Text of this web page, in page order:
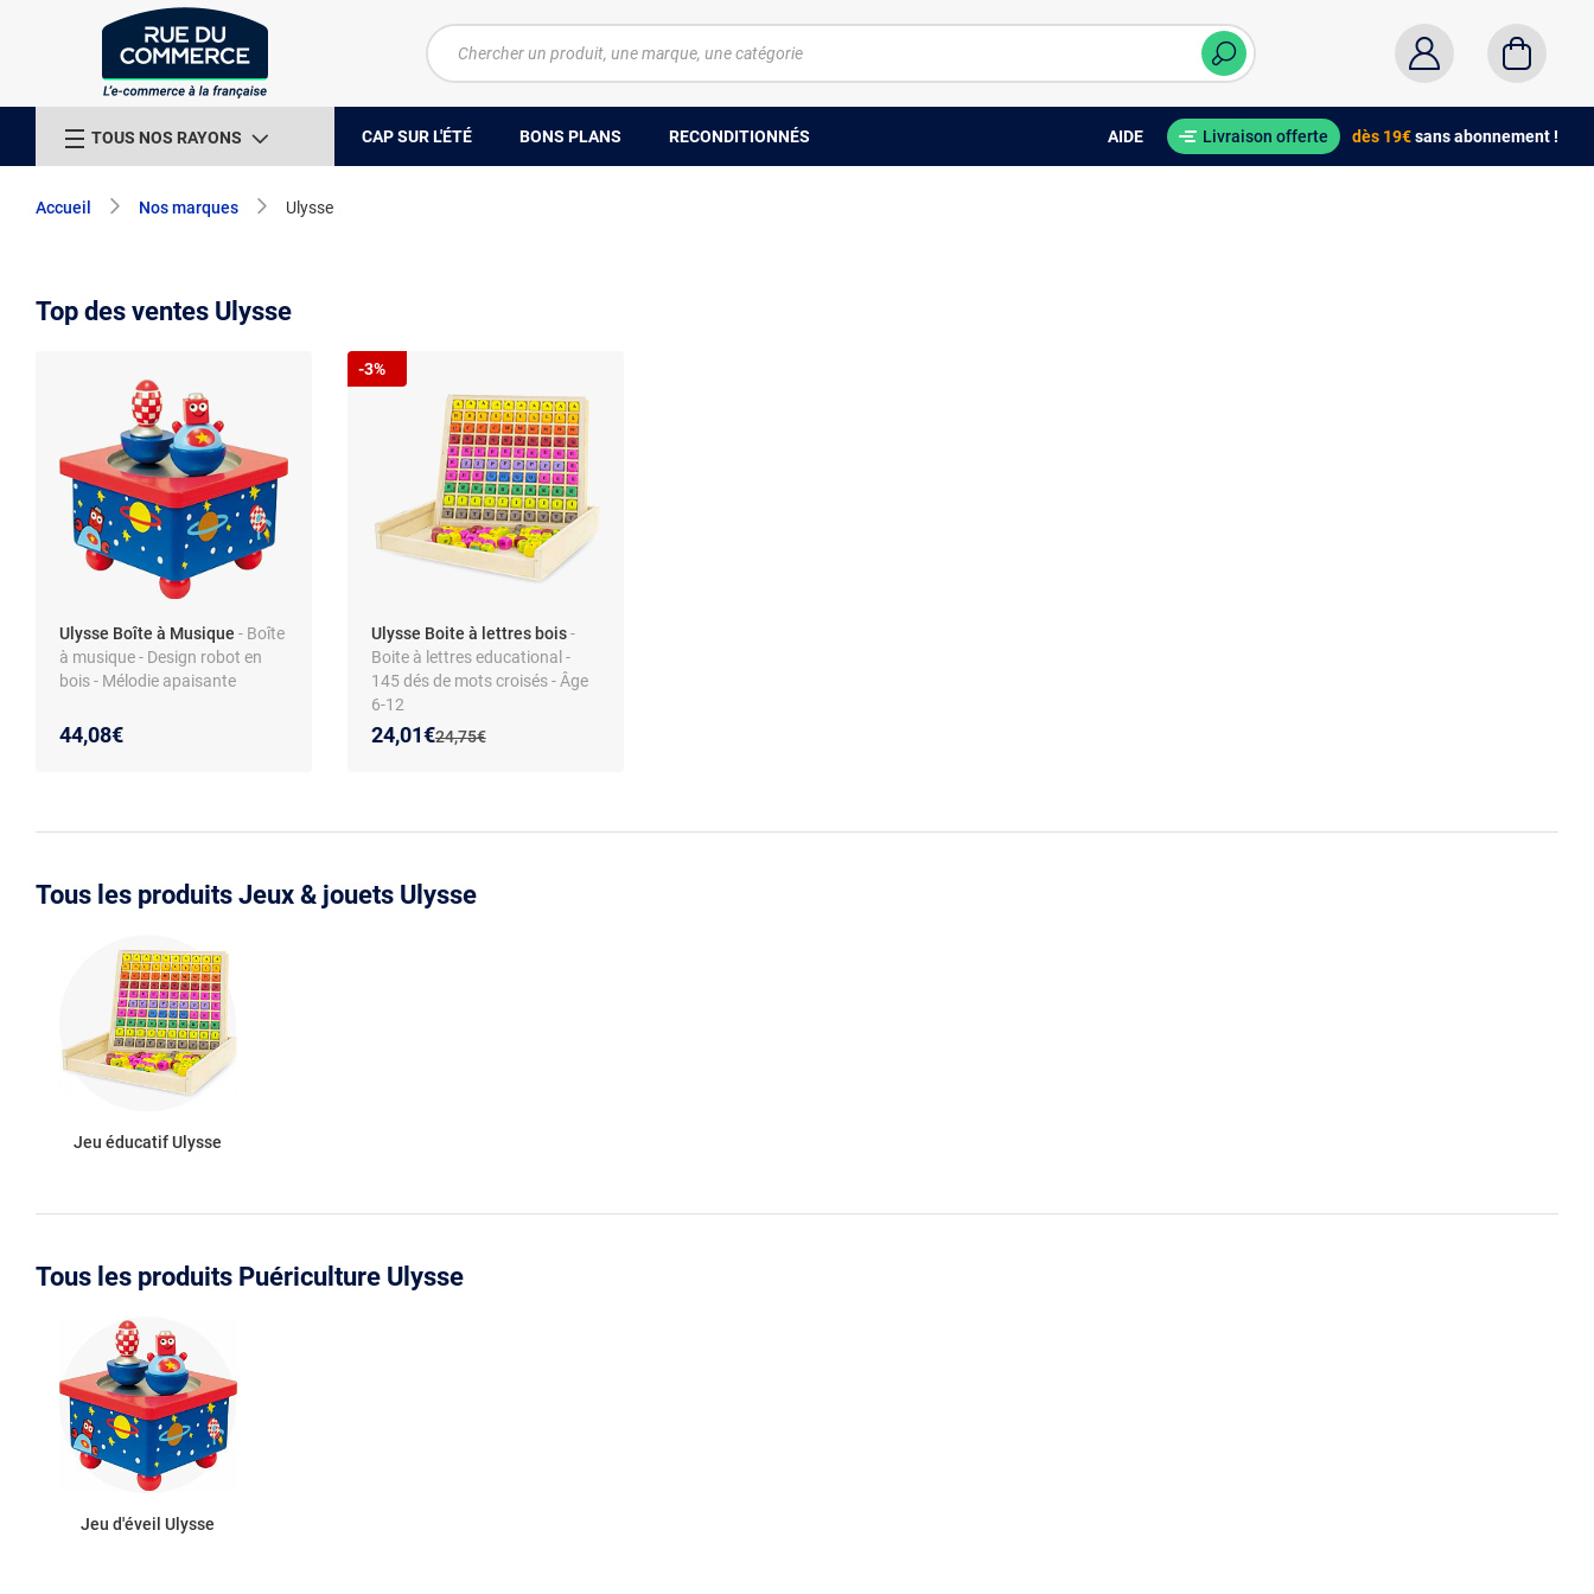
TOUS NOS RAYONS CAP SUR L'ÉTÉ BONS PLANS RECONDITIONNÉS AIDE Livraison offerte dès 19€sans abonnement !
Accueil Nos marques Ulysse
Top des ventes Ulysse
Ulysse Boîte à Musique - Boîte
à musique - Design robot en
bois - Mélodie apaisante
44,08€
Ulysse Boite à lettres bois-
Boite à lettres educational -
145 dés de mots croisés - Âge
6-12
Ancien prix :
24,75€
Nouveau prix :
24,01€
Réduction de :
-3%
Tous les produits Jeux & jouets Ulysse
Jeu éducatif Ulysse
Tous les produits Puériculture Ulysse
Jeu d'éveil Ulysse